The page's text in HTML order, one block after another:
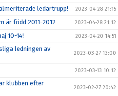
ledartrupp! 2023-04-28 21:15
är född 2011-2012 2023-04-28 21:12
10-14! 2023-04-20 14:51
ledningen av
2023-03-27 13:00
2023-03-13 10:12
klubben efter
2023-02-27 20:42